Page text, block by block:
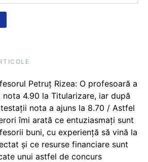
Petruț Rizea: O profesoară a
nota 4.90 la Titularizare, iar după
nota a ajuns la 8.70 / Astfel
îmi arată ce entuziasmați sunt
buni, cu experiență să vină la
și ce resurse financiare sunt
unui astfel de concurs